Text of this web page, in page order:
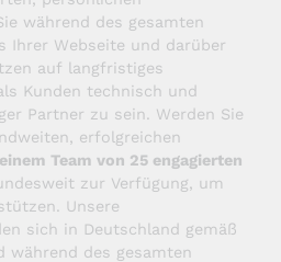
während des gesamten
Ihrer Webseite und darüber
auf langfristiges
Kunden technisch und
Partner zu sein. Werden Sie
erfolgreichen
Team von 25 engagierten
zur Verfügung, um
Unsere
sich in Deutschland gemäß
während des gesamten